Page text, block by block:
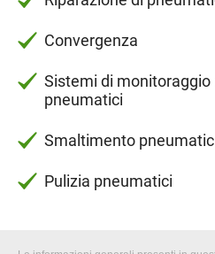
Convergenza
Sistemi di monitoraggio
pneumatici
Smaltimento
Pulizia pneumatici